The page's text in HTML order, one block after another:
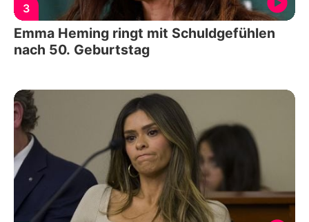
3
Emma Heming ringt mit Schuldgefühlen
nach 50. Geburtstag